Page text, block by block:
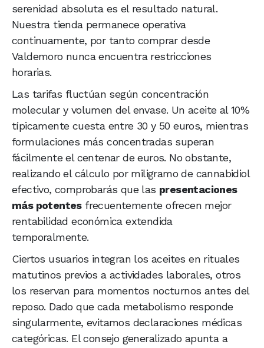
serenidad absoluta es el resultado natural.
Nuestra tienda permanece operativa
continuamente, por tanto comprar desde
Valdemoro nunca encuentra restricciones
horarias.
Las tarifas fluctúan según concentración
molecular y volumen del envase. Un aceite al 10%
típicamente cuesta entre 30 y 50 euros, mientras
formulaciones más concentradas superan
fácilmente el centenar de euros. No obstante,
realizando el cálculo por miligramo de cannabidiol
efectivo, comprobarás que las presentaciones
más potentesfrecuentemente ofrecen mejor
rentabilidad económica extendida
temporalmente.
Ciertos usuarios integran los aceites en rituales
matutinos previos a actividades laborales, otros
los reservan para momentos nocturnos antes del
reposo. Dado que cada metabolismo responde
singularmente, evitamos declaraciones médicas
categóricas. El consejo generalizado apunta a